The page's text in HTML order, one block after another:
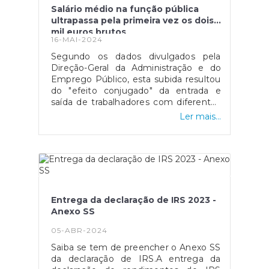
Duques, Castelo de Guimarães e Igreja
de São Miguel do CasteloLisboaCasa-
Museu Dr. Anastácio
GonçalvesMosteiro dos
JerónimosMuseu de Arte
PopularMuseu Nacional de
ArqueologiaMuseu Nacional de Arte
AntigaMuseu Nacional de
EtnologiaMuseu Nacional do
AzulejoMuseu Nacional do Teatro e da
DançaMuseu Nacional do TrajeMuseu
Nacional dos Coches e Picadeiro
Contemporânea — Museu do
Nacional da MúsicaPalácio Nacional de
MafraMiranda do DouroMuseu da Terra
MansoLamegoMuseu de
LamegoPenicheMuseu Nacional da
Resistência e da
Salário médio na função pública
ultrapassa pela primeira vez os dois
mil euros brutos
16-MAI-2024
Segundo os dados divulgados pela
Direção-Geral da Administração e do
Emprego Público, esta subida resultou
do "efeito conjugado" da entrada e
saída de trabalhadores com diferentes
níveis salariais, de medidas de
atualização do valor do salário
Ler mais...
Entrega da declaração de IRS 2023 -
Anexo SS
05-ABR-2024
Saiba se tem de preencher o Anexo SS
da declaração de IRS.A entrega da